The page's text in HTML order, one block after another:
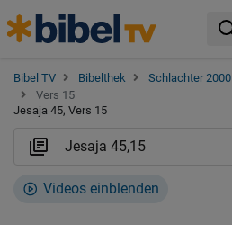
Bibel TV Bibelthek Schlachter 2000
Vers 15
Jesaja 45, Vers 15
Videos einblenden